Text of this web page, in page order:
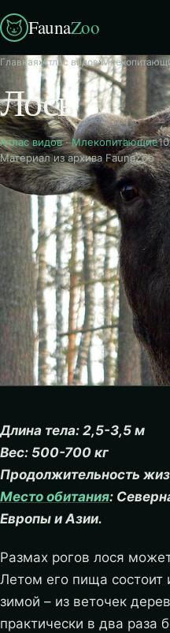
FaunaZoo
Главная›Атлас видов›
Лось
Атлас видов·Млекопитающие
Материал из архива FaunaZoo
Длина тела: 2,5-3,5 м
Вес: 500-700 кг
Продолжительность
Место обитания:
Европы и Азии.
Размах рогов лося
Летом его пища состоит
зимой – из веточек
практически в два раза